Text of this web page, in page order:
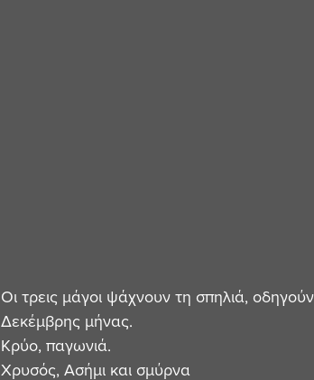
Οι τρεις μάγοι ψάχνουν τη σπηλιά,
Δεκέμβρης μήνας.
Κρύο, παγωνιά.
Χρυσός, Ασήμι και σμύρνα